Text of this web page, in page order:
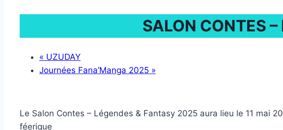
SALON CONTES
« UZUDAY
Journées Fana’Manga 2025 »
Le Salon Contes – Légendes & Fantasy 2025 aura lieu le 11 mai
féerique